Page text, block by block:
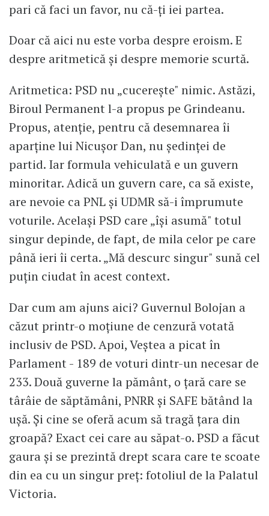
pari că faci un favor, nu că-ți iei partea.
Doar că aici nu este vorba despre eroism. E
despre aritmetică și despre memorie scurtă.
Aritmetica: PSD nu „cucerește" nimic. Astăzi,
Biroul Permanent l-a propus pe Grindeanu.
Propus, atenție, pentru că desemnarea îi
aparține lui Nicușor Dan, nu ședinței de
partid. Iar formula vehiculată e un guvern
minoritar. Adică un guvern care, ca să existe,
are nevoie ca PNL și UDMR să-i împrumute
voturile. Același PSD care „își asumă" totul
singur depinde, de fapt, de mila celor pe care
până ieri îi certa. „Mă descurc singur" sună cel
puțin ciudat în acest context.
Dar cum am ajuns aici? Guvernul Bolojan a
căzut printr-o moțiune de cenzură votată
inclusiv de PSD. Apoi, Veștea a picat în
Parlament - 189 de voturi dintr-un necesar de
233. Două guverne la pământ, o țară care se
târâie de săptămâni, PNRR și SAFE bătând la
ușă. Și cine se oferă acum să tragă țara din
groapă? Exact cei care au săpat-o. PSD a făcut
gaura și se prezintă drept scara care te scoate
din ea cu un singur preț: fotoliul de la Palatul
Victoria.